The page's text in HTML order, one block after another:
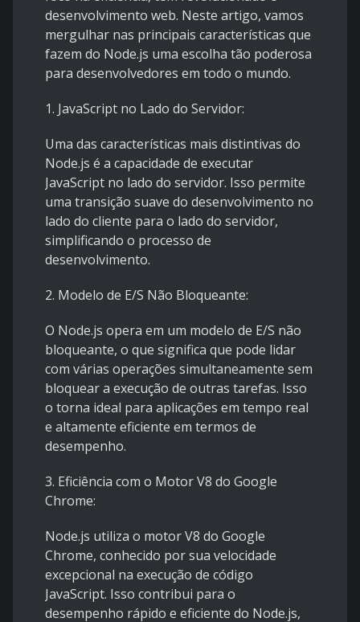
desenvolvimento web. Neste artigo, vamos
mergulhar nas principais características que
fazem do Node.js uma escolha tão poderosa
para desenvolvedores em todo o mundo.
1. JavaScript no Lado do Servidor:
Uma das características mais distintivas do
Node.js é a capacidade de executar
JavaScript no lado do servidor. Isso permite
uma transição suave do desenvolvimento no
lado do cliente para o lado do servidor,
simplificando o processo de
desenvolvimento.
2. Modelo de E/S Não Bloqueante:
O Node.js opera em um modelo de E/S não
bloqueante, o que significa que pode lidar
com várias operações simultaneamente sem
bloquear a execução de outras tarefas. Isso
o torna ideal para aplicações em tempo real
e altamente eficiente em termos de
desempenho.
3. Eficiência com o Motor V8 do Google
Chrome:
Node.js utiliza o motor V8 do Google
Chrome, conhecido por sua velocidade
excepcional na execução de código
JavaScript. Isso contribui para o
desempenho rápido e eficiente do Node.js,